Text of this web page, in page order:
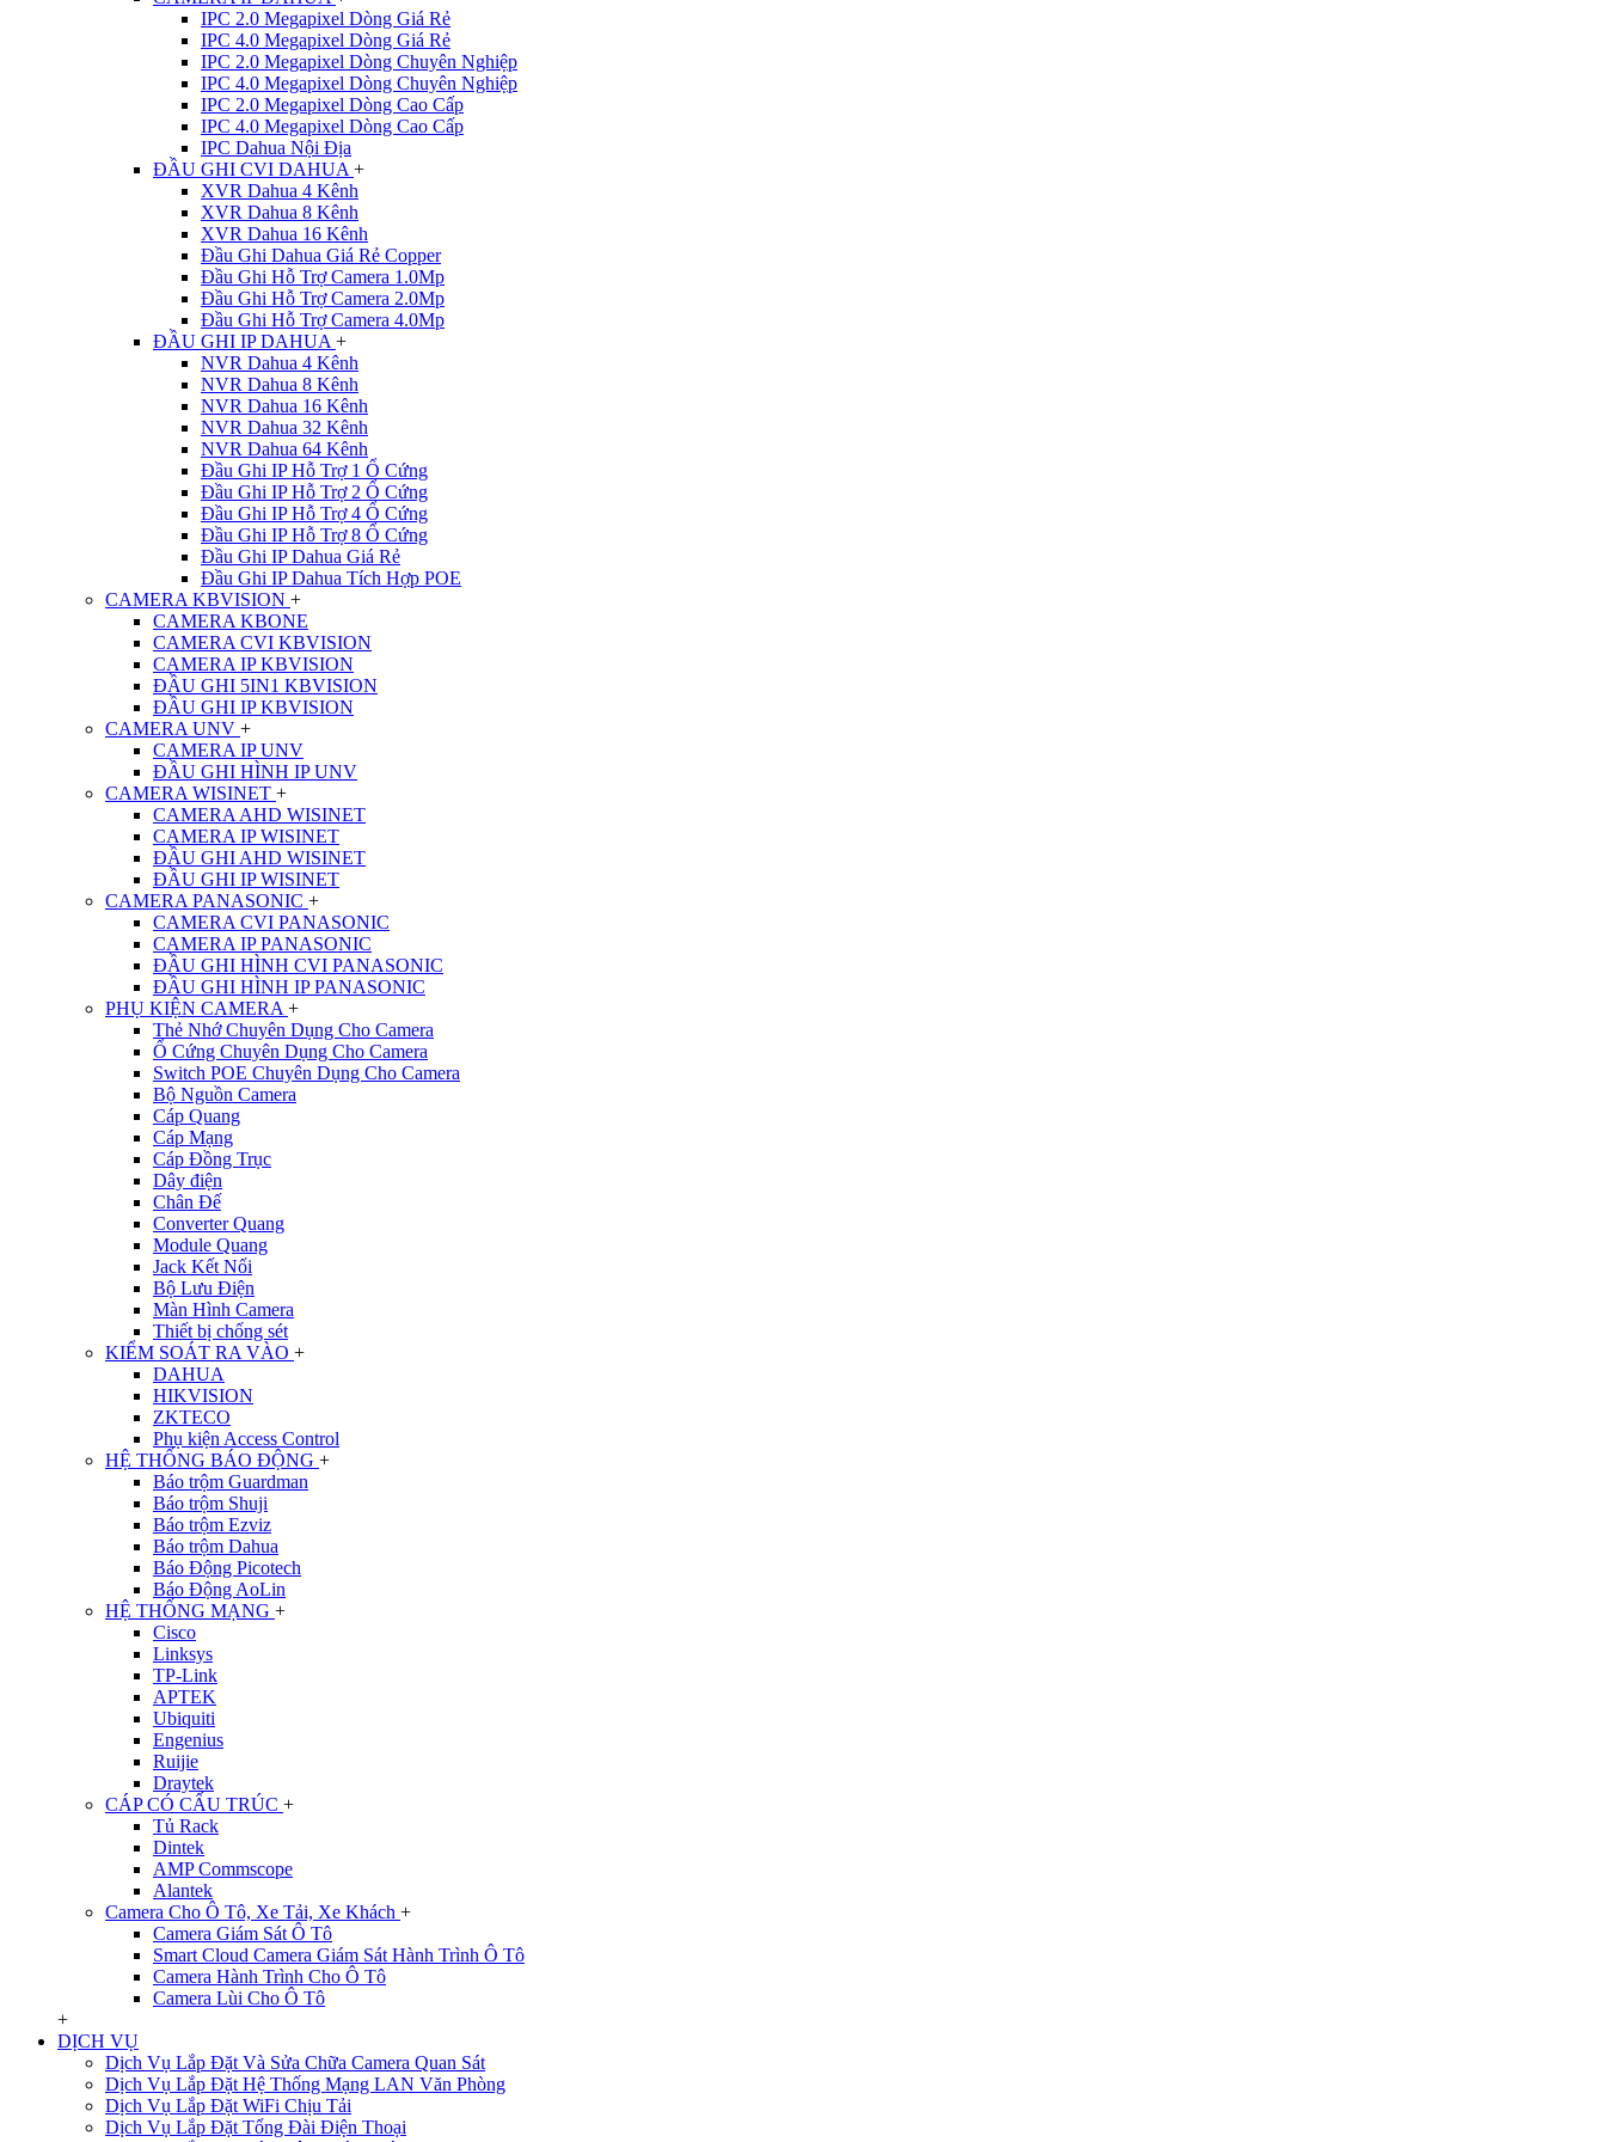
IPC 2.0 Megapixel Dòng Giá Rẻ
IPC 4.0 Megapixel Dòng Giá Rẻ
IPC 2.0 Megapixel Dòng Chuyên Nghiệp
IPC 4.0 Megapixel Dòng Chuyên Nghiệp
IPC 2.0 Megapixel Dòng Cao Cấp
IPC 4.0 Megapixel Dòng Cao Cấp
IPC Dahua Nội Địa
ĐẦU GHI CVI DAHUA +
XVR Dahua 4 Kênh
XVR Dahua 8 Kênh
XVR Dahua 16 Kênh
Đầu Ghi Dahua Giá Rẻ Copper
Đầu Ghi Hỗ Trợ Camera 1.0Mp
Đầu Ghi Hỗ Trợ Camera 2.0Mp
Đầu Ghi Hỗ Trợ Camera 4.0Mp
ĐẦU GHI IP DAHUA +
NVR Dahua 4 Kênh
NVR Dahua 8 Kênh
NVR Dahua 16 Kênh
NVR Dahua 32 Kênh
NVR Dahua 64 Kênh
Đầu Ghi IP Hỗ Trợ 1 Ổ Cứng
Đầu Ghi IP Hỗ Trợ 2 Ổ Cứng
Đầu Ghi IP Hỗ Trợ 4 Ổ Cứng
Đầu Ghi IP Hỗ Trợ 8 Ổ Cứng
Đầu Ghi IP Dahua Giá Rẻ
Đầu Ghi IP Dahua Tích Hợp POE
CAMERA KBVISION +
CAMERA KBONE
CAMERA CVI KBVISION
CAMERA IP KBVISION
ĐẦU GHI 5IN1 KBVISION
ĐẦU GHI IP KBVISION
CAMERA UNV +
CAMERA IP UNV
ĐẦU GHI HÌNH IP UNV
CAMERA WISINET +
CAMERA AHD WISINET
CAMERA IP WISINET
ĐẦU GHI AHD WISINET
ĐẦU GHI IP WISINET
CAMERA PANASONIC +
CAMERA CVI PANASONIC
CAMERA IP PANASONIC
ĐẦU GHI HÌNH CVI PANASONIC
ĐẦU GHI HÌNH IP PANASONIC
PHỤ KIỆN CAMERA +
Thẻ Nhớ Chuyên Dụng Cho Camera
Ổ Cứng Chuyên Dụng Cho Camera
Switch POE Chuyên Dụng Cho Camera
Bộ Nguồn Camera
Cáp Quang
Cáp Mạng
Cáp Đồng Trục
Dây điện
Chân Đế
Converter Quang
Module Quang
Jack Kết Nối
Bộ Lưu Điện
Màn Hình Camera
Thiết bị chống sét
KIỂM SOÁT RA VÀO +
DAHUA
HIKVISION
ZKTECO
Phụ kiện Access Control
HỆ THỐNG BÁO ĐỘNG +
Báo trộm Guardman
Báo trộm Shuji
Báo trộm Ezviz
Báo trộm Dahua
Báo Động Picotech
Báo Động AoLin
HỆ THỐNG MẠNG +
Cisco
Linksys
TP-Link
APTEK
Ubiquiti
Engenius
Ruijie
Draytek
CÁP CÓ CẤU TRÚC +
Tủ Rack
Dintek
AMP Commscope
Alantek
Camera Cho Ô Tô, Xe Tải, Xe Khách +
Camera Giám Sát Ô Tô
Smart Cloud Camera Giám Sát Hành Trình Ô Tô
Camera Hành Trình Cho Ô Tô
Camera Lùi Cho Ô Tô
+
DỊCH VỤ
Dịch Vụ Lắp Đặt Và Sửa Chữa Camera Quan Sát
Dịch Vụ Lắp Đặt Hệ Thống Mạng LAN Văn Phòng
Dịch Vụ Lắp Đặt WiFi Chịu Tải
Dịch Vụ Lắp Đặt Tổng Đài Điện Thoại